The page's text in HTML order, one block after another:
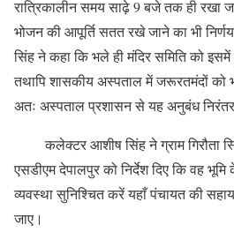
रात्रिकालीन समय साढ़े 9 बजे तक ही रखा
भोजन की आपूर्ति सतत रखे जाने का भी
सिंह ने कहा कि भले ही मंदिर समिति को
तथापि शासकीय अस्पताल में जरूरतमंदों को
अतः अस्पताल प्रशासन से यह अनुबंध
कलेक्टर आशीष सिंह ने ग्राम गिरौता
एसडीएम देपालपुर को निर्देश दिए कि वह
व्यवस्था सुनिश्चित करें यहाँ पंचायत की
जाए।